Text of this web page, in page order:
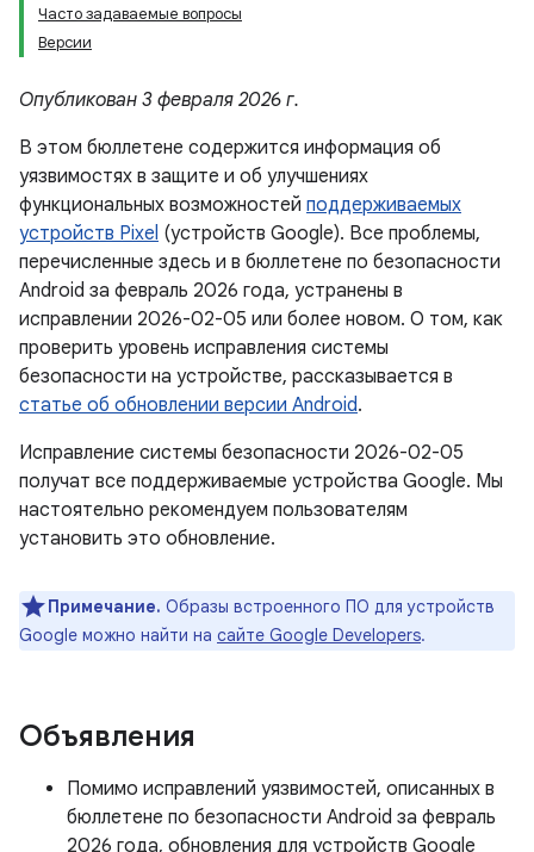
Часто задаваемые вопросы
Версии
Опубликован 3 февраля 2026 г.
В этом бюллетене содержится информация об
уязвимостях в защите и об улучшениях
функциональных возможностей поддерживаемых
устройств Pixel (устройств Google). Все проблемы,
перечисленные здесь и в бюллетене по безопасности
Android за февраль 2026 года, устранены в
исправлении 2026-02-05 или более новом. О том, как
проверить уровень исправления системы
безопасности на устройстве, рассказывается в
статье об обновлении версии Android.
Исправление системы безопасности 2026-02-05
получат все поддерживаемые устройства Google. Мы
настоятельно рекомендуем пользователям
установить это обновление.
Примечание. Образы встроенного ПО для устройств
Google можно найти на сайте Google Developers.
Объявления
Помимо исправлений уязвимостей, описанных в
бюллетене по безопасности Android за февраль
2026 года, обновления для устройств Google